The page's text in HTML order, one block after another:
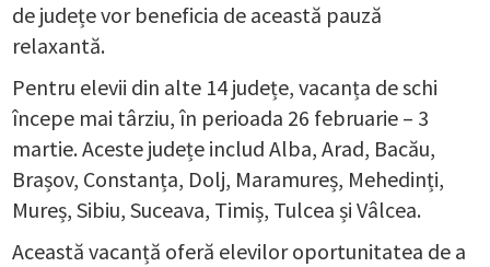
de județe vor beneficia de această pauză
relaxantă.
Pentru elevii din alte 14 județe, vacanța de schi
începe mai târziu, în perioada 26 februarie – 3
martie. Aceste județe includ Alba, Arad, Bacău,
Brașov, Constanța, Dolj, Maramureș, Mehedinți,
Mureș, Sibiu, Suceava, Timiș, Tulcea și Vâlcea.
Această vacanță oferă elevilor oportunitatea de a